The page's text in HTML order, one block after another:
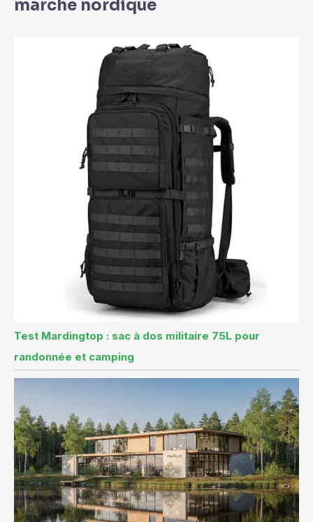
marche nordique
Test Mardingtop : sac à dos militaire 75L pour
randonnée et camping